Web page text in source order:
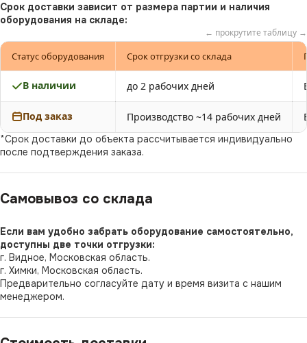
Срок доставки зависит от размера партии и наличия
оборудования на складе:
← прокрутите таблицу →
Статус оборудования Срок отгрузки со склада
В наличии до 2 рабочих дней
Под заказ Производство ~14 рабочих дней
*Срок доставки до объекта рассчитывается индивидуально
после подтверждения заказа.
Самовывоз со склада
Если вам удобно забрать оборудование самостоятельно,
доступны две точки отгрузки:
г. Видное, Московская область.
г. Химки, Московская область.
Предварительно согласуйте дату и время визита с нашим
менеджером.